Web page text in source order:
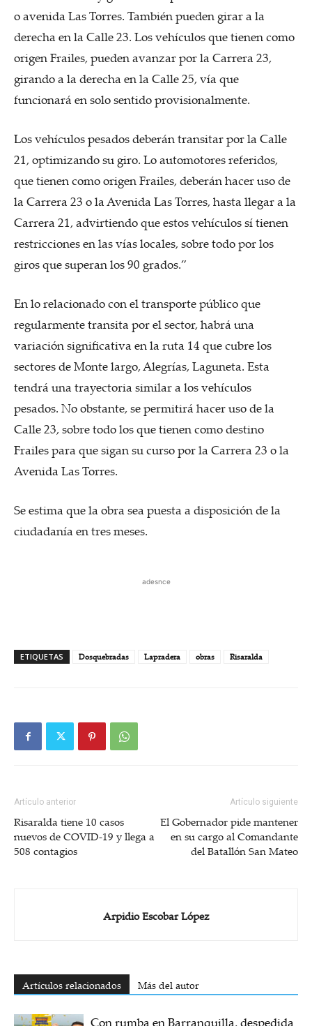
o avenida Las Torres. También pueden girar a la
derecha en la Calle 23. Los vehículos que tienen como
origen Frailes, pueden avanzar por la Carrera 23,
girando a la derecha en la Calle 25, vía que
funcionará en solo sentido provisionalmente.
Los vehículos pesados deberán transitar por la Calle
21, optimizando su giro. Lo automotores referidos,
que tienen como origen Frailes, deberán hacer uso de
la Carrera 23 o la Avenida Las Torres, hasta llegar a la
Carrera 21, advirtiendo que estos vehículos sí tienen
restricciones en las vías locales, sobre todo por los
giros que superan los 90 grados.”
En lo relacionado con el transporte público que
regularmente transita por el sector, habrá una
variación significativa en la ruta 14 que cubre los
sectores de Monte largo, Alegrías, Laguneta. Esta
tendrá una trayectoria similar a los vehículos
pesados. No obstante, se permitirá hacer uso de la
Calle 23, sobre todo los que tienen como destino
Frailes para que sigan su curso por la Carrera 23 o la
Avenida Las Torres.
Se estima que la obra sea puesta a disposición de la
ciudadanía en tres meses.
adesnce
ETIQUETAS Dosquebradas Lapradera obras Risaralda
Artículo anterior
Risaralda tiene 10 casos
nuevos de COVID-19 y llega a
508 contagios
Artículo siguiente
El Gobernador pide mantener
en su cargo al Comandante
del Batallón San Mateo
Arpidio Escobar López
Artículos relacionados Más del autor
Con rumba en Barranquilla, despedida